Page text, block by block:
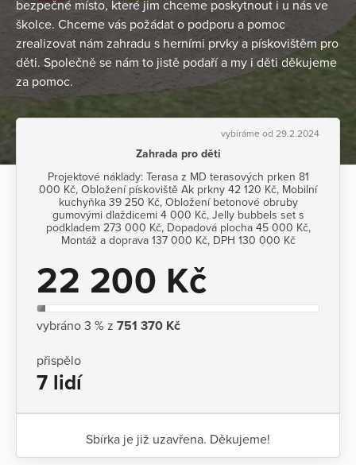
bezpečné místo, které jim chceme poskytnout i u nás ve
školce. Chceme vás požádat o podporu a pomoc
zrealizovat nám zahradu s herními prvky a pískovištěm pro
děti. Společně se nám to jistě podaří a my i děti děkujeme
za pomoc.
vybíráme od 29.2.2024
Zahrada pro děti
Projektové náklady: Terasa z MD terasových prken 81
000 Kč, Obložení pískoviště Ak prkny 42 120 Kč, Mobilní
kuchyňka 39 250 Kč, Obložení betonové obruby
gumovými dlaždicemi 4 000 Kč, Jelly bubbels set s
podkladem 273 000 Kč, Dopadová plocha 45 000 Kč,
Montáž a doprava 137 000 Kč, DPH 130 000 Kč
22 200 Kč
vybráno 3 % z 751 370 Kč
přispělo
7 lidí
Sbírka je již uzavřena. Děkujeme!